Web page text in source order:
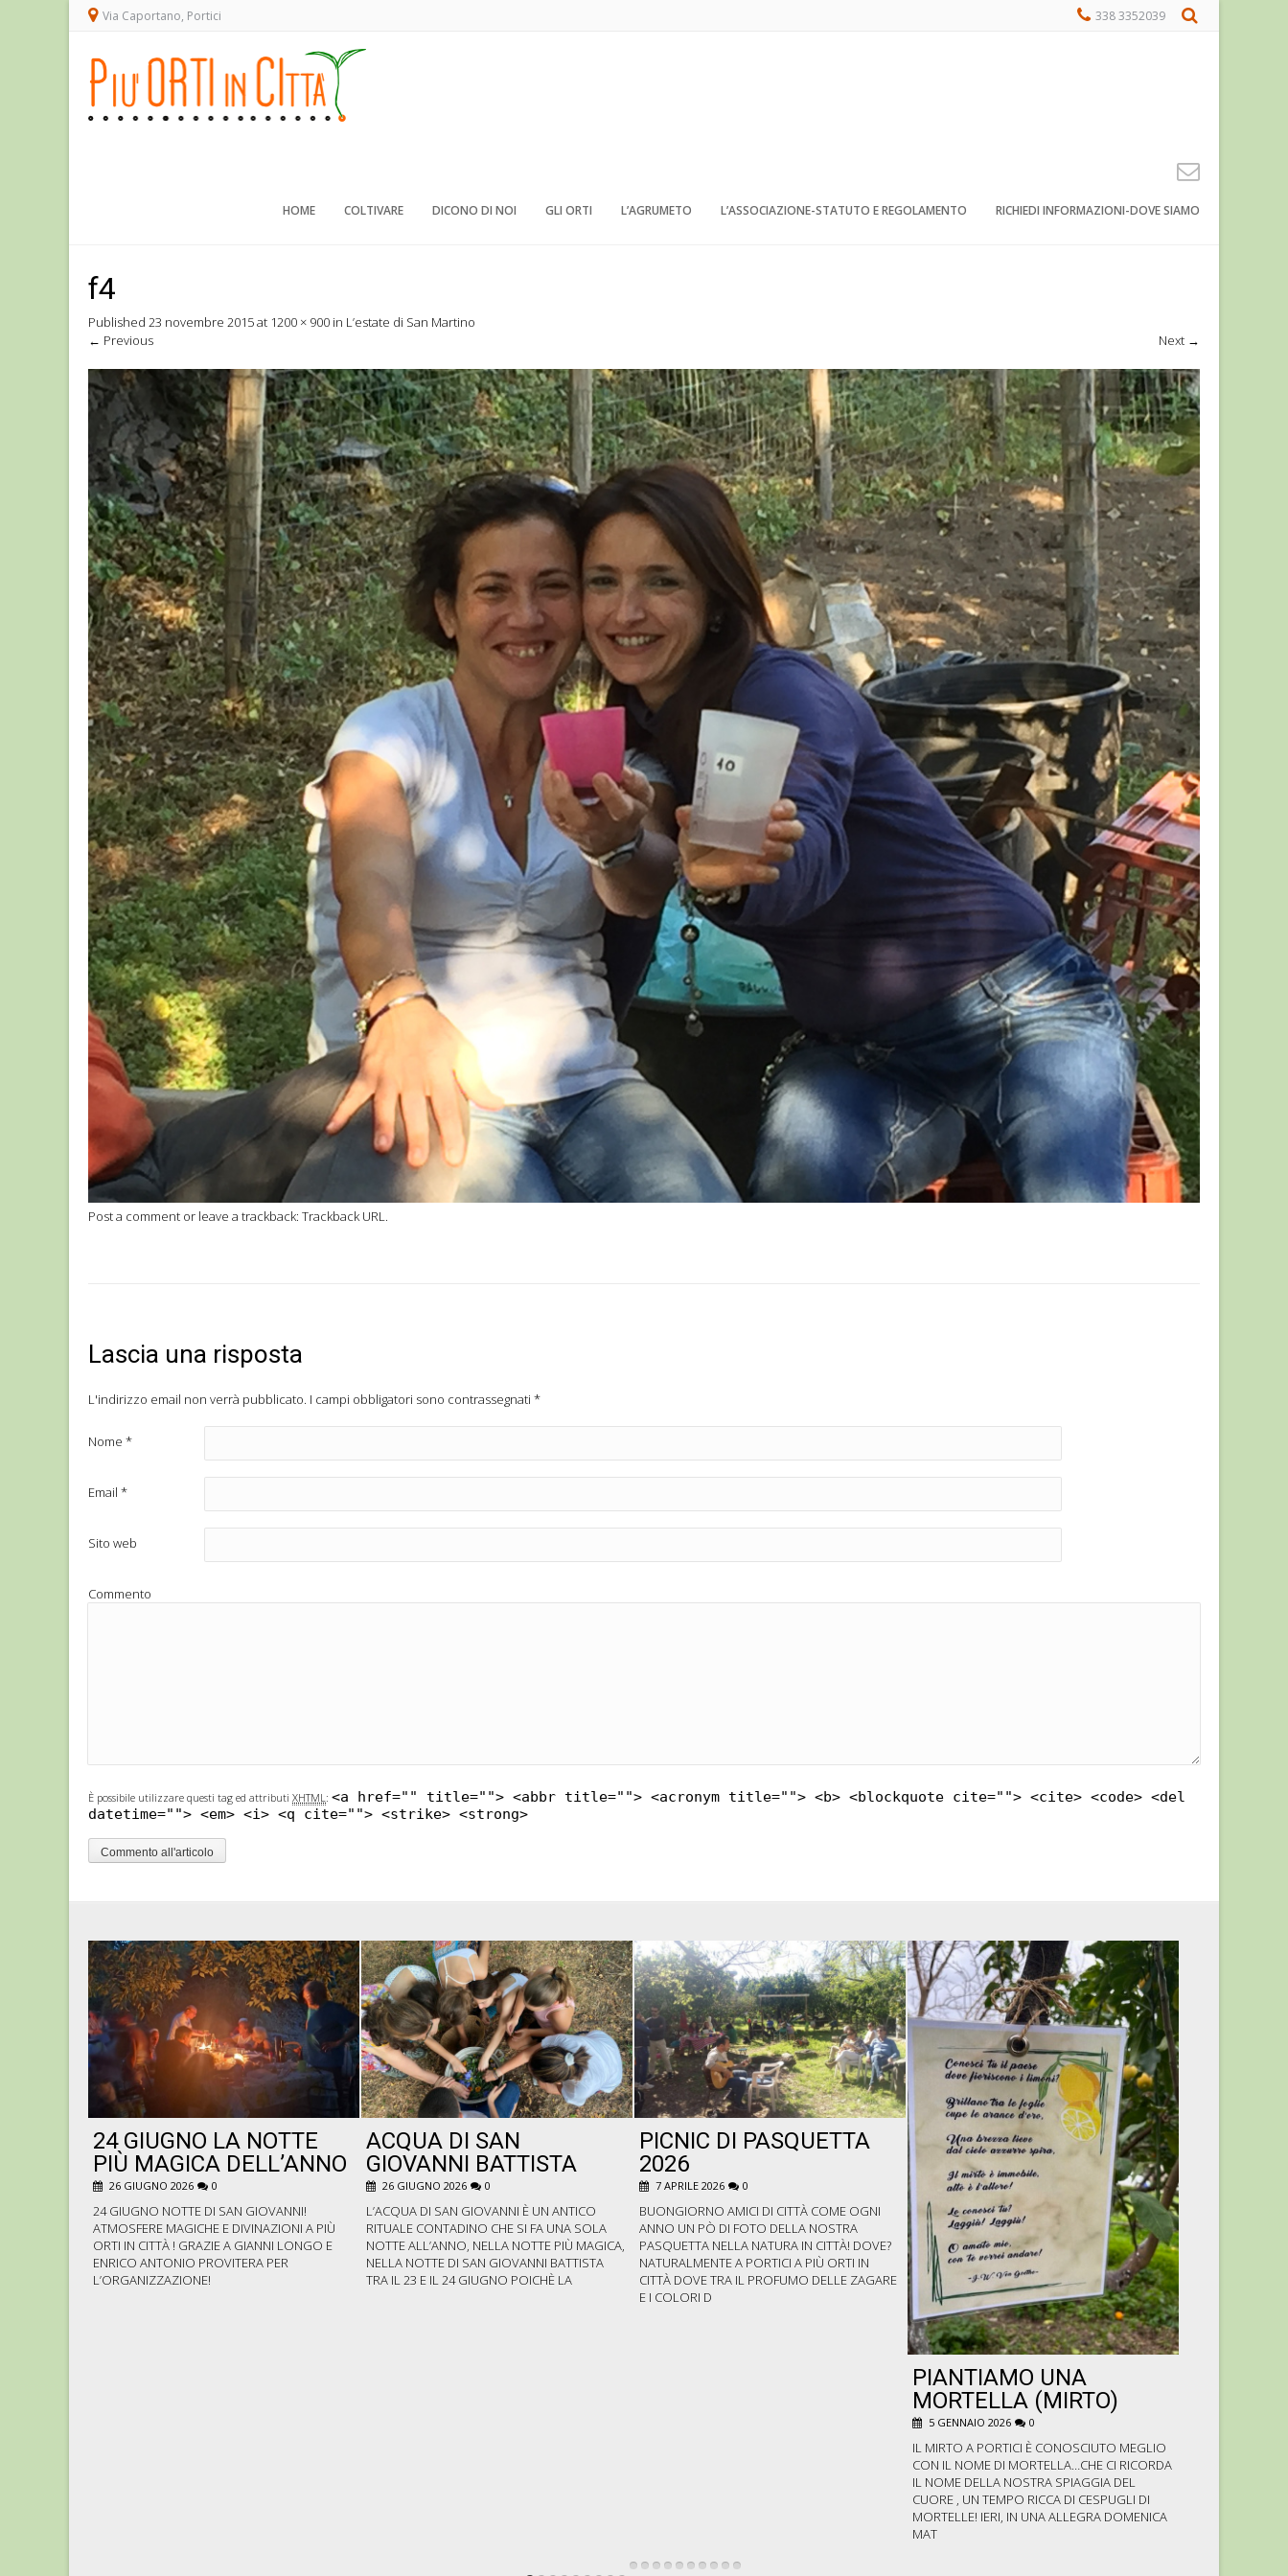
Via Caportano, Portici 338 3352039
HOME COLTIVARE DICONO DI NOI GLI ORTI L’AGRUMETO L’ASSOCIAZIONE-STATUTO E REGOLAMENTO RICHIEDI INFORMAZIONI-DOVE SIAMO
f4
Published 23 novembre 2015at 1200 × 900 in L’estate di San Martino
← Previous Next →
Post a comment or leave a trackback: Trackback URL
Lascia una risposta
L'indirizzo email non verrà pubblicato. I campi obbligatori sono contrassegnati *
Nome *
Email *
Sito web
Commento
È possibile utilizzare questi tag ed attributi XHTML : <a href="" title=""> <abbr title=""> <acronym title=""> <b> <blockquote cite=""> <cite> <code> <del
datetime=""> <em> <i> <q cite=""> <strike> <strong>
24 GIUGNO LA NOTTE
PIÙ MAGICA DELL’ANNO
26 GIUGNO 2026 0
24 GIUGNO NOTTE DI SAN GIOVANNI!
ATMOSFERE MAGICHE E DIVINAZIONI A PIÙ
ORTI IN CITTÀ ! GRAZIE A GIANNI LONGO E
ENRICO ANTONIO PROVITERA PER
L’ORGANIZZAZIONE!
ACQUA DI SAN
GIOVANNI BATTISTA
26 GIUGNO 2026 0
L’ACQUA DI SAN GIOVANNI È UN ANTICO
RITUALE CONTADINO CHE SI FA UNA SOLA
NOTTE ALL’ANNO, NELLA NOTTE PIÙ MAGICA,
NELLA NOTTE DI SAN GIOVANNI BATTISTA
TRA IL 23 E IL 24 GIUGNO POICHÈ LA
PICNIC DI PASQUETTA
2026
7 APRILE 2026 0
BUONGIORNO AMICI DI CITTÀ COME OGNI
ANNO UN PÒ DI FOTO DELLA NOSTRA
PASQUETTA NELLA NATURA IN CITTÀ! DOVE?
NATURALMENTE A PORTICI A PIÙ ORTI IN
CITTÀ DOVE TRA IL PROFUMO DELLE ZAGARE
E I COLORI D
PIANTIAMO UNA
MORTELLA (MIRTO)
5 GENNAIO 2026 0
IL MIRTO A PORTICI È CONOSCIUTO MEGLIO
CON IL NOME DI MORTELLA…CHE CI RICORDA
IL NOME DELLA NOSTRA SPIAGGIA DEL
CUORE , UN TEMPO RICCA DI CESPUGLI DI
MORTELLE! IERI, IN UNA ALLEGRA DOMENICA
MAT